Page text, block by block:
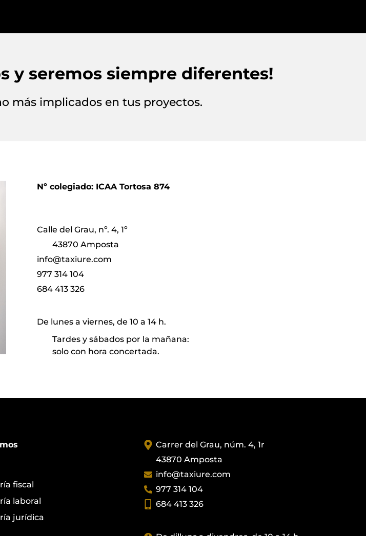
y seremos siempre diferentes!
más implicados en tus proyectos.
Nº colegiado: ICAA Tortosa 874
Calle del Grau, nº. 4, 1º
43870 Amposta
info@taxiure.com
977 314 104
684 413 326
De lunes a viernes, de 10 a 14 h.
Tardes y sábados por la mañana:
solo con hora concertada.
fiscal
laboral
jurídica
Carrer del Grau, núm. 4, 1r
43870 Amposta
info@taxiure.com
977 314 104
684 413 326